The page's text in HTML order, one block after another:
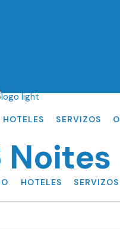
HOTELES SERVIZOS
HOTELES SERVIZOS
Noites